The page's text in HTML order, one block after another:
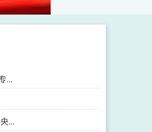
...
...